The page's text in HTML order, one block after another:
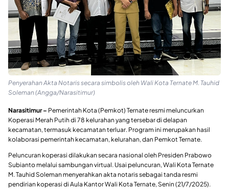
Penyerahan Akta Notaris secara simbolis oleh Wali Kota Ternate M. Tauhid
Soleman (Angga/Narasitimur)
Narasitimur – Pemerintah Kota (Pemkot) Ternate resmi meluncurkan
Koperasi Merah Putih di 78 kelurahan yang tersebar di delapan
kecamatan, termasuk kecamatan terluar. Program ini merupakan hasil
kolaborasi pemerintah kecamatan, kelurahan, dan Pemkot Ternate.
Peluncuran koperasi dilakukan secara nasional oleh Presiden Prabowo
Subianto melalui sambungan virtual. Usai peluncuran, Wali Kota Ternate
M. Tauhid Soleman menyerahkan akta notaris sebagai tanda resmi
pendirian koperasi di Aula Kantor Wali Kota Ternate, Senin (21/7/2025).